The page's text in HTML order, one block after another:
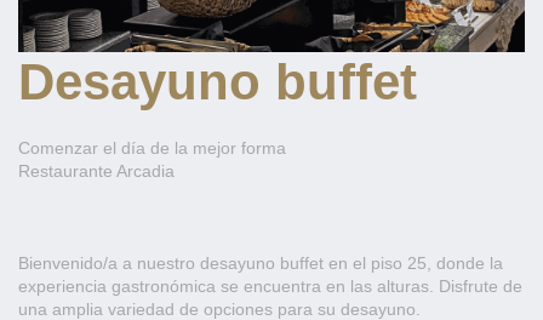
Desayuno buffet
Comenzar el día de la mejor forma
Restaurante Arcadia
Bienvenido/a a nuestro desayuno buffet en el piso 25, donde la
experiencia gastronómica se encuentra en las alturas. Disfrute de
una amplia variedad de opciones para su desayuno.